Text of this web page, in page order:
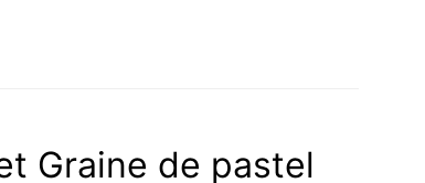
Graine de pastel